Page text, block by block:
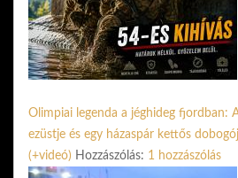
Olimpiai legenda a jéghideg fjordban:
ezüstje és egy házaspár kettős
(+videó) Hozzászólás: 1 hozzászólás